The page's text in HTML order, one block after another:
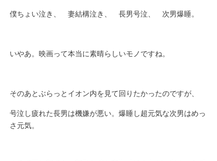
僕ちょい泣き、 妻結構泣き、 長男号泣、 次男爆睡。
いやあ。映画って本当に素晴らしいモノですね。
そのあとぶらっとイオン内を見て回りたかったのですが、
号泣し疲れた長男は機嫌が悪い。爆睡し超元気な次男はめっ
さ元気。